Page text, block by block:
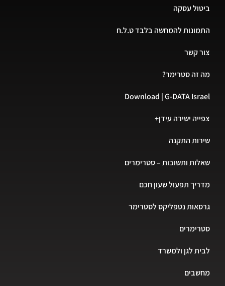
ביטול עסקה
התמונות להמחשה בלבד ט.ל.ח
צור קשר
מה זה סטרימר?
Download | G-DATA Israel
צפייה ישירה עידן+
שירות התקנה
שאלות ותשובות – סטרימרים
מדריך תפעול שעון חכם
גרסאות נטפליקס לסטרימר
סטרימרים
לבית לגן ולמשרד
מחשבים